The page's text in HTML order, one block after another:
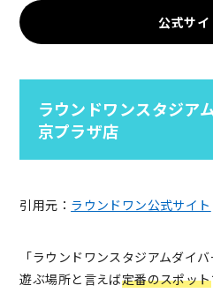
公式サイ
ラウンドワンスタジア
京プラザ店
引用元： ラウンドワン公式サイト
「ラウンドワンスタジアムダイ
遊ぶ場所と言えば定番のスポット